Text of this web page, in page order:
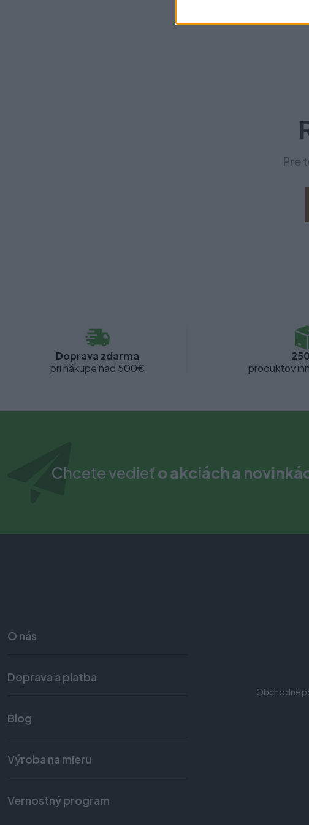
Pre
Doprava zdarma
pri nákupe nad 500€
produktov
Chcete vedieťo akciách a
O nás
Doprava a platba
Blog
Výroba na mieru
Vernostný program
Obchodné